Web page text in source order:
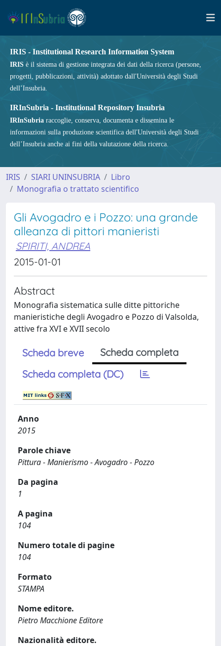
IRIS - Institutional Research Information System
IRIS è il sistema di gestione integrata dei dati della ricerca (persone,
progetti, pubblicazioni, attività) adottato dall'Università degli Studi
dell’Insubria.
IRInSubria - Institutional Repository Insubria
IRInSubria raccoglie, conserva, documenta e dissemina le
informazioni sulla produzione scientifica dell'Università degli Studi
dell’Insubria anche ai fini della valutazione della ricerca.
IRIS SIARI UNINSUBRIA
Libro
Monografia o trattato scientifico
Gli Avogadro e i Pozzo: una grande
alleanza di pittori manieristi
SPIRITI, ANDREA
2015-01-01
Abstract
Monografia sistematica sulle ditte pittoriche
manieristiche degli Avogadro e Pozzo di Valsolda,
attive fra XVI e XVII secolo
Scheda breve
Scheda completa
Scheda completa (DC)
Anno
2015
Parole chiave
Pittura - Manierismo - Avogadro - Pozzo
Da pagina
1
A pagina
104
Numero totale di pagine
104
Formato
STAMPA
Nome editore.
Pietro Macchione Editore
Nazionalità editore.